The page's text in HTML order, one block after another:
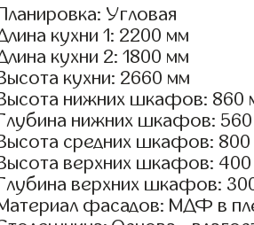
Угловая
кухни 1: 2200 мм
кухни 2: 1800 мм
кухни: 2660 мм
нижних шкафов: 860
нижних шкафов:
средних шкафов:
верхних шкафов:
верхних шкафов:
фасадов: МДФ в